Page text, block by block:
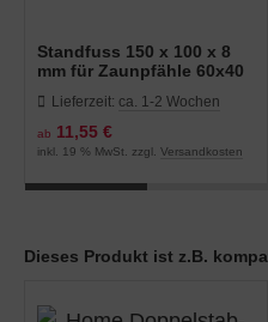
Standfuss 150 x 100 x 8
mm für Zaunpfähle 60x40
Farben
Lieferzeit: ca. 1-2 Wochen
ab 11,55 €
inkl. 19 % MwSt. zzgl. Versandkosten
Dieses Produkt ist z.B.